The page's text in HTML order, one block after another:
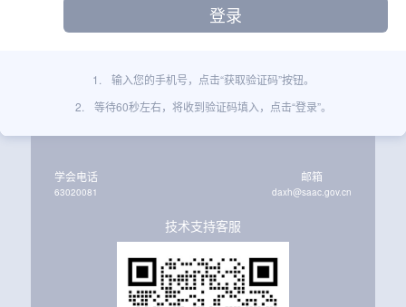
1.
输入您的手机号，点击“获取验证码”按钮。
2.
等待60秒左右，将收到验证码填入，点击“登录”。
学会电话
63020081
邮箱
daxh@saac.gov.cn
技术支持客服